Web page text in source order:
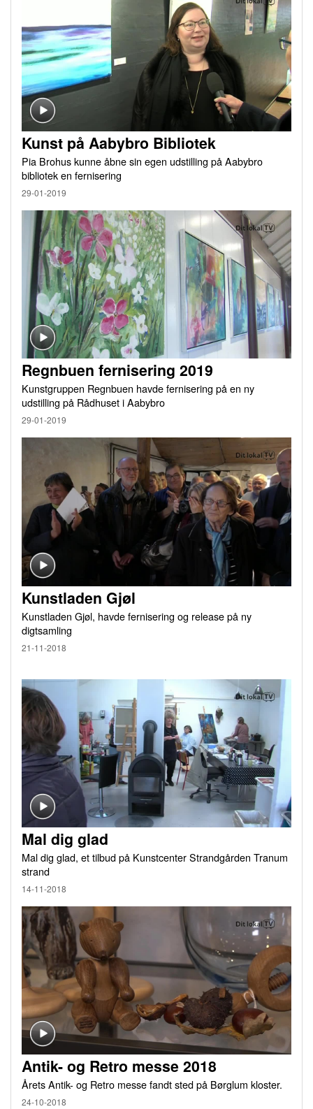
Kunst på Aabybro Bibliotek
Pia Brohus kunne åbne sin egen udstilling på Aabybro
bibliotek en fernisering
29-01-2019
Regnbuen fernisering 2019
Kunstgruppen Regnbuen havde fernisering på en ny
udstilling på Rådhuset i Aabybro
29-01-2019
Kunstladen Gjøl
Kunstladen Gjøl, havde fernisering og release på ny
digtsamling
21-11-2018
Mal dig glad
Mal dig glad, et tilbud på Kunstcenter Strandgården Tranum
strand
14-11-2018
Antik- og Retro messe 2018
Årets Antik- og Retro messe fandt sted på Børglum kloster.
24-10-2018